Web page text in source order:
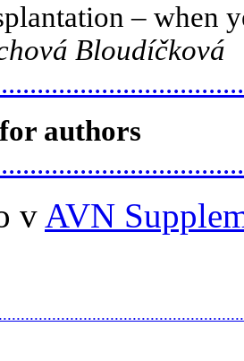
– when
Bloudíčková
authors
v AVN